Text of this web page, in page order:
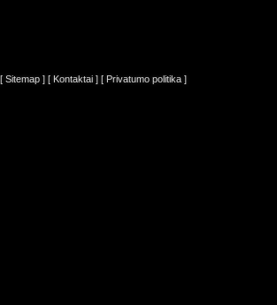
[ Sitemap ] [ Kontaktai ] [ Privatumo politika ]